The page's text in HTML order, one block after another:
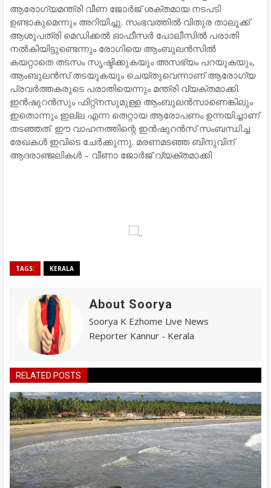
ആരോഗ്യമന്ത്രി വീണ ജോര്‍ജ് ശക്തമായ നടപടി
ഉണ്ടാകുമെന്നും അറിയിച്ചു. സംഭവത്തില്‍ വിതുര താലൂക്ക്
ആശുപത്രി മെഡിക്കല്‍ ഓഫീസര്‍ പോലീസില്‍ പരാതി
നല്‍കിയിട്ടുണ്ടെന്നും രോഗിയെ ആംബുലന്‍സില്‍
കയറ്റാതെ തടസം സൃഷ്ടിക്കുകയും അസഭ്യം പറയുകയും,
ആംബുലന്‍സ് തടയുകയും ചെയ്തുവെന്നാണ് ആരോഗ്യ
പ്രവര്‍ത്തകരുടെ പരാതിയെന്നും മന്ത്രി വ്യക്തമാക്കി.
ഇന്‍ഷുറന്‍സും ഫിറ്റ്നസുമുള്ള ആംബുലന്‍സാണെങ്കിലും
ഇതൊന്നും ഇല്ല എന്ന തെറ്റായ ആരോപണം ഉന്നയിച്ചാണ്
തടഞ്ഞത്. ഈ വാഹനത്തിന്റെ ഇന്‍ഷുറന്‍സ് സംബന്ധിച്ച
രേഖകള്‍ ഇവിടെ ചേര്‍ക്കുന്നു. മരണമടഞ്ഞ ബിനുവിന്
ആദരാഞ്ജലികള്‍ – വീണാ ജോര്‍ജ് വ്യക്തമാക്കി
TAGS: KERALA
About Soorya
Soorya K Ezhome Live News
Reporter Kannur - Kerala
RELATED POSTS